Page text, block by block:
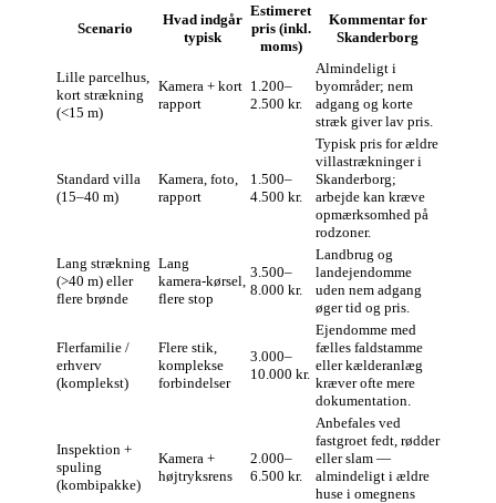
Scenario
Hvad indgår
typisk
Estimeret
pris (inkl.
moms)
Kommentar for
Skanderborg
Lille parcelhus,
kort strækning
(<15 m)
Kamera + kort
rapport
1.200–
2.500 kr.
Almindeligt i
byområder; nem
adgang og korte
stræk giver lav pris.
Standard villa
(15–40 m)
Kamera, foto,
rapport
1.500–
4.500 kr.
Typisk pris for ældre
villastrækninger i
Skanderborg;
arbejde kan kræve
opmærksomhed på
rodzoner.
Lang strækning
(>40 m) eller
flere brønde
Lang
kamera‑kørsel,
flere stop
3.500–
8.000 kr.
Landbrug og
landejendomme
uden nem adgang
øger tid og pris.
Flerfamilie /
erhverv
(komplekst)
Flere stik,
komplekse
forbindelser
3.000–
10.000 kr.
Ejendomme med
fælles faldstamme
eller kælderanlæg
kræver ofte mere
dokumentation.
Inspektion +
spuling
(kombipakke)
Kamera +
højtryksrens
2.000–
6.500 kr.
Anbefales ved
fastgroet fedt, rødder
eller slam —
almindeligt i ældre
huse i omegnens